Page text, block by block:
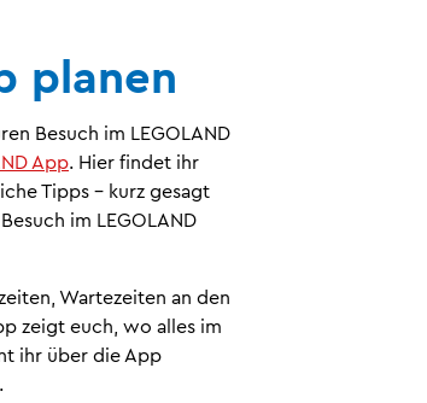
planen
Besuch im LEGOLAND
App. Hier findet ihr
Tipps – kurz gesagt
im LEGOLAND
Wartezeiten an den
zeigt euch, wo alles im
ihr über die App